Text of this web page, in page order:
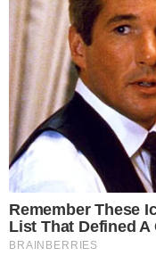
Remember These
List That Defined A
BRAINBERRIES